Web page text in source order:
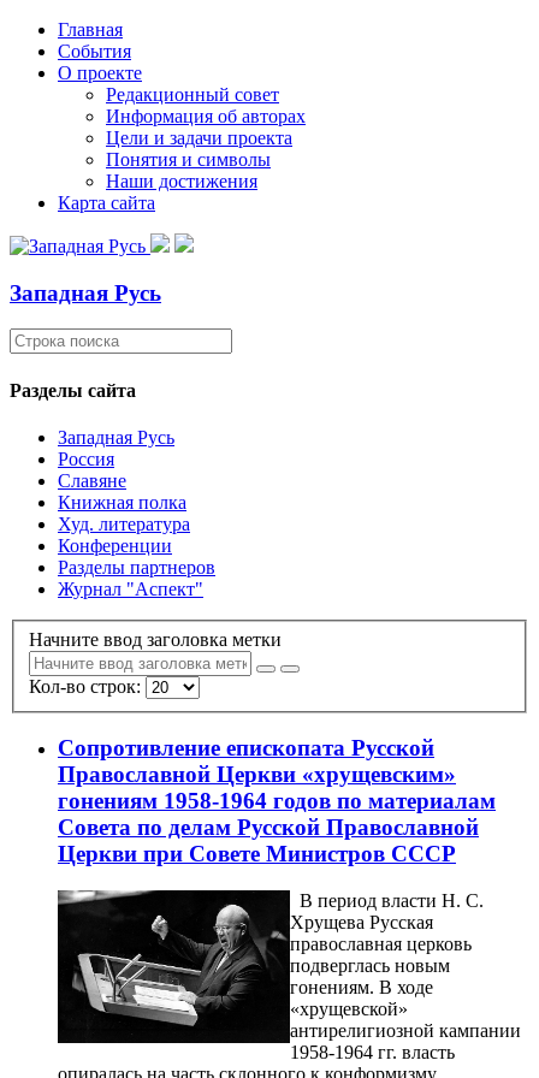
Главная
События
О проекте
Редакционный совет
Информация об авторах
Цели и задачи проекта
Понятия и символы
Наши достижения
Карта сайта
Западная Русь
Разделы сайта
Западная Русь
Россия
Славяне
Книжная полка
Худ. литература
Конференции
Разделы партнеров
Журнал "Аспект"
Начните ввод заголовка метки
Кол-во строк:
Сопротивление епископата Русской
Православной Церкви «хрущевским»
гонениям 1958-1964 годов по материалам
Совета по делам Русской Православной
Церкви при Совете Министров СССР
В период власти Н. С.
Хрущева Русская
православная церковь
подверглась новым
гонениям. В ходе
«хрущевской»
антирелигиозной кампании
1958-1964 гг. власть
опиралась на часть склонного к конформизму